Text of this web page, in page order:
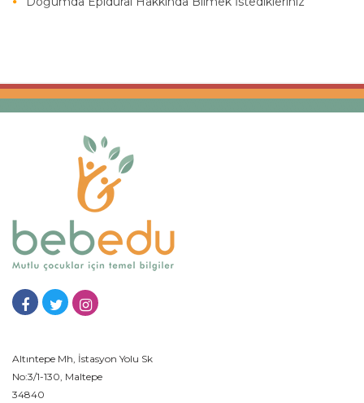
Altıntepe Mh, İstasyon Yolu Sk
No:3/1-130, Maltepe
34840